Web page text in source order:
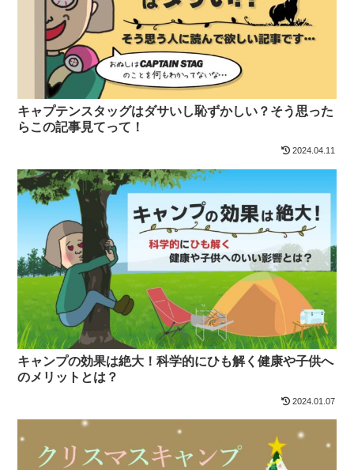
キャプテンスタッグはダサいし恥ずかしい？そう思った
らこの記事見てって！
2024.04.11
キャンプの効果は絶大！科学的にひも解く健康や子供へ
のメリットとは？
2024.01.07